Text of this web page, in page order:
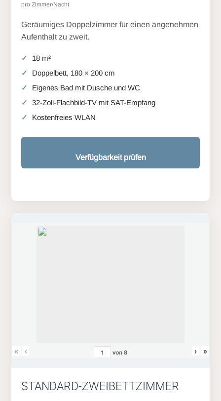
pro Zimmer/Nacht
Geräumiges Doppelzimmer für einen angenehmen
Aufenthalt zu zweit.
18 m²
Doppelbett, 180 × 200 cm
Eigenes Bad mit Dusche und WC
32-Zoll-Flachbild-TV mit SAT-Empfang
Kostenfreies WLAN
Verfügbarkeit prüfen
« ‹ von8 › »
STANDARD-ZWEIBETTZIMMER